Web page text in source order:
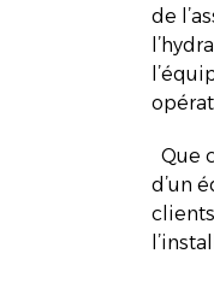
de
Que
d’un